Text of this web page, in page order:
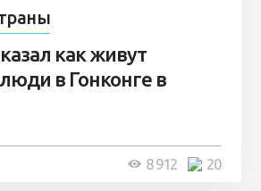
как живут
в Гонконге в
20
8 912